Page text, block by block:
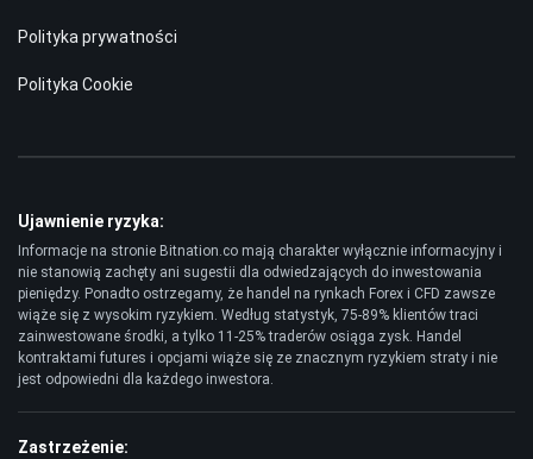
Polityka prywatności
Polityka Cookie
Ujawnienie ryzyka:
Informacje na stronie Bitnation.co mają charakter wyłącznie informacyjny i
nie stanowią zachęty ani sugestii dla odwiedzających do inwestowania
pieniędzy. Ponadto ostrzegamy, że handel na rynkach Forex i CFD zawsze
wiąże się z wysokim ryzykiem. Według statystyk, 75-89% klientów traci
zainwestowane środki, a tylko 11-25% traderów osiąga zysk. Handel
kontraktami futures i opcjami wiąże się ze znacznym ryzykiem straty i nie
jest odpowiedni dla każdego inwestora.
Zastrzeżenie: